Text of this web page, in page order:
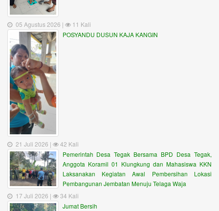
05 Agustus 2026 |
11 Kali
POSYANDU DUSUN KAJA KANGIN
21 Juli 2026 |
42 Kali
Pemerintah Desa Tegak Bersama BPD Desa Tegak,
Anggota Koramil 01 Klungkung dan Mahasiswa KKN
Laksanakan Kegiatan Awal Pembersihan Lokasi
Pembangunan Jembatan Menuju Telaga Waja
17 Juli 2026 |
34 Kali
Jumat Bersih